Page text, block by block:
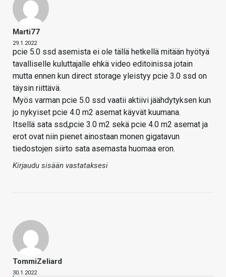
Marti77
29.1.2022
pcie 5.0 ssd asemista ei ole tällä hetkellä mitään hyötyä
tavalliselle kuluttajalle ehkä video editoinissa jotain
mutta ennen kun direct storage yleistyy pcie 3.0 ssd on
täysin riittävä.
Myös varman pcie 5.0 ssd vaatii aktiivi jäähdytyksen kun
jo nykyiset pcie 4.0 m2 asemat käyvät kuumana.
Itsellä sata ssd,pcie 3.0 m2 sekä pcie 4.0 m2 asemat ja
erot ovat niin pienet ainostaan monen gigatavun
tiedostojen siirto sata asemasta huomaa eron.
Kirjaudu sisään vastataksesi
TommiZeliard
30.1.2022